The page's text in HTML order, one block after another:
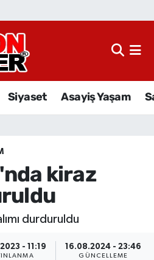
Siyaset Asayiş Yaşam
kiraz
durduruldu
- 11:19 16.08.2024 - 23:46
GÜNCELLEME